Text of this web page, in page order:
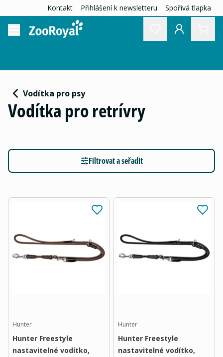
Kontakt Přihlášení k newsletteru Spořivá tlapka
Vodítka pro psy
Vodítka pro retrívry
Filtrovat a seřadit
Hunter
Hunter Freestyle
nastavitelné vodítko,
Hunter
Hunter Freestyle
nastavitelné vodítko,